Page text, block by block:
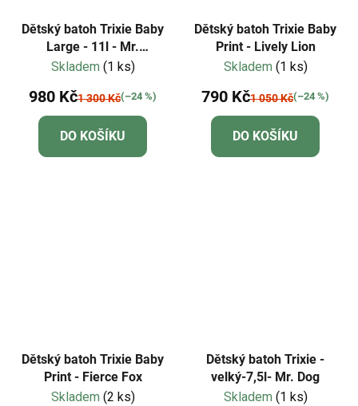
Dětský batoh Trixie Baby
Large - 11l - Mr.
Triceratops
Skladem (1 ks)
980 Kč1 300 Kč(–24 %)
DO KOŠÍKU
Dětský batoh Trixie Baby
Print - Lively Lion
Skladem (1 ks)
790 Kč1 050 Kč(–24 %)
DO KOŠÍKU
Dětský batoh Trixie Baby
Print - Fierce Fox
Skladem (2 ks)
Dětský batoh Trixie -
velký-7,5l- Mr. Dog
Skladem (1 ks)